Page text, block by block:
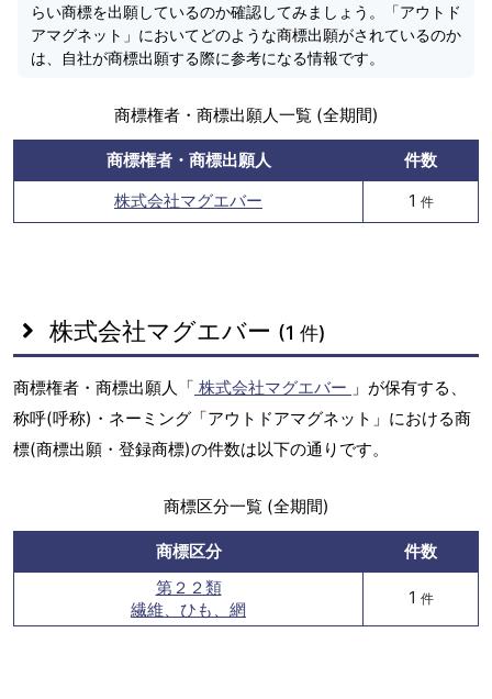
らい商標を出願しているのか確認してみましょう。「アウトド
アマグネット」においてどのような商標出願がされているのか
は、自社が商標出願する際に参考になる情報です。
商標権者・商標出願人一覧 (全期間)
商標権者・商標出願人
件数
株式会社マグエバー
1 件
株式会社マグエバー (1 件)
商標権者・商標出願人「 株式会社マグエバー 」が保有する、
称呼(呼称)・ネーミング「アウトドアマグネット」における商
標(商標出願・登録商標)の件数は以下の通りです。
商標区分一覧 (全期間)
商標区分
件数
第２２類
繊維、ひも、網
1 件